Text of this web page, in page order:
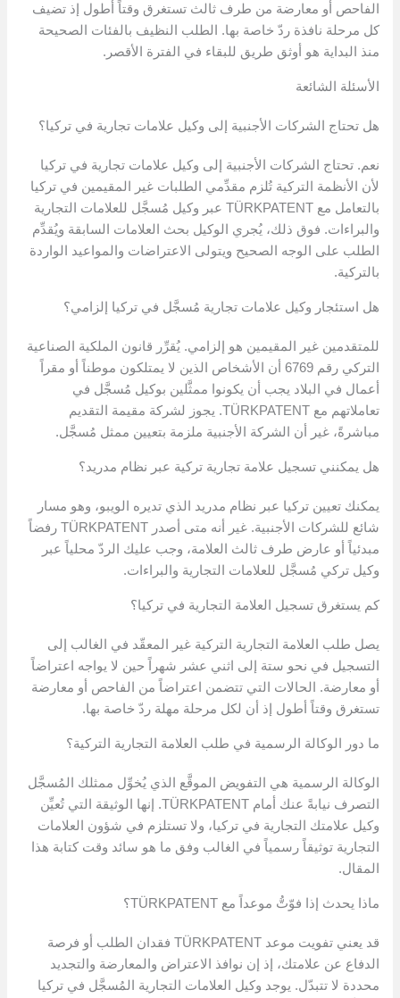
الفاحص أو معارضة من طرف ثالث تستغرق وقتاً أطول إذ تضيف
كل مرحلة نافذة ردّ خاصة بها. الطلب النظيف بالفئات الصحيحة
منذ البداية هو أوثق طريق للبقاء في الفترة الأقصر.
الأسئلة الشائعة
هل تحتاج الشركات الأجنبية إلى وكيل علامات تجارية في تركيا؟
نعم. تحتاج الشركات الأجنبية إلى وكيل علامات تجارية في تركيا
لأن الأنظمة التركية تُلزم مقدِّمي الطلبات غير المقيمين في تركيا
بالتعامل مع TÜRKPATENT عبر وكيل مُسجَّل للعلامات التجارية
والبراءات. فوق ذلك، يُجري الوكيل بحث العلامات السابقة ويُقدِّم
الطلب على الوجه الصحيح ويتولى الاعتراضات والمواعيد الواردة
بالتركية.
هل استئجار وكيل علامات تجارية مُسجَّل في تركيا إلزامي؟
للمتقدمين غير المقيمين هو إلزامي. يُقرِّر قانون الملكية الصناعية
التركي رقم 6769 أن الأشخاص الذين لا يمتلكون موطناً أو مقراً
أعمال في البلاد يجب أن يكونوا ممثَّلين بوكيل مُسجَّل في
تعاملاتهم مع TÜRKPATENT. يجوز لشركة مقيمة التقديم
مباشرةً، غير أن الشركة الأجنبية ملزمة بتعيين ممثل مُسجَّل.
هل يمكنني تسجيل علامة تجارية تركية عبر نظام مدريد؟
يمكنك تعيين تركيا عبر نظام مدريد الذي تديره الويبو، وهو مسار
شائع للشركات الأجنبية. غير أنه متى أصدر TÜRKPATENT رفضاً
مبدئياً أو عارض طرف ثالث العلامة، وجب عليك الردّ محلياً عبر
وكيل تركي مُسجَّل للعلامات التجارية والبراءات.
كم يستغرق تسجيل العلامة التجارية في تركيا؟
يصل طلب العلامة التجارية التركية غير المعقّد في الغالب إلى
التسجيل في نحو ستة إلى اثني عشر شهراً حين لا يواجه اعتراضاً
أو معارضة. الحالات التي تتضمن اعتراضاً من الفاحص أو معارضة
تستغرق وقتاً أطول إذ أن لكل مرحلة مهلة ردّ خاصة بها.
ما دور الوكالة الرسمية في طلب العلامة التجارية التركية؟
الوكالة الرسمية هي التفويض الموقَّع الذي يُخوِّل ممثلك المُسجَّل
التصرف نيابةً عنك أمام TÜRKPATENT. إنها الوثيقة التي تُعيِّن
وكيل علامتك التجارية في تركيا، ولا تستلزم في شؤون العلامات
التجارية توثيقاً رسمياً في الغالب وفق ما هو سائد وقت كتابة هذا
المقال.
ماذا يحدث إذا فوّتُّ موعداً مع TÜRKPATENT؟
قد يعني تفويت موعد TÜRKPATENT فقدان الطلب أو فرصة
الدفاع عن علامتك، إذ إن نوافذ الاعتراض والمعارضة والتجديد
محددة لا تتبدّل. يوجد وكيل العلامات التجارية المُسجَّل في تركيا